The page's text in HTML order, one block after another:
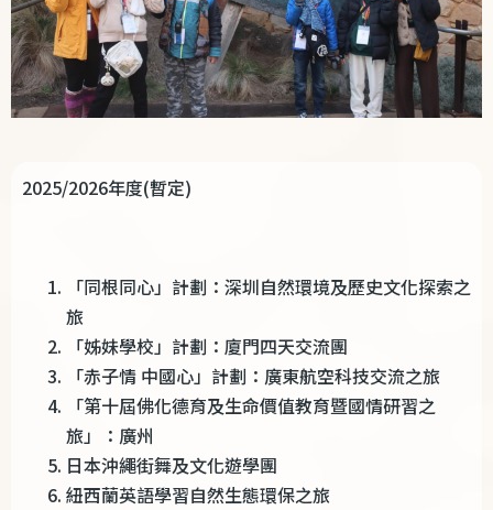
2025/2026年度(暫定)
「同根同心」計劃：深圳自然環境及歷史文化探索之
旅
「姊妹學校」計劃：廈門四天交流團
「赤子情 中國心」計劃：廣東航空科技交流之旅
「第十屆佛化德育及生命價值教育暨國情研習之
旅」：廣州
日本沖繩街舞及文化遊學團
紐西蘭英語學習自然生態環保之旅